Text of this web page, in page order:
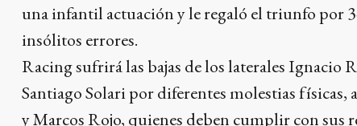
una infantil actuación y le regaló el triunfo por
insólitos errores.
Racing sufrirá las bajas de los laterales Ignacio
Santiago Solari por diferentes molestias físicas,
y Marcos Rojo, quienes deben cumplir con sus